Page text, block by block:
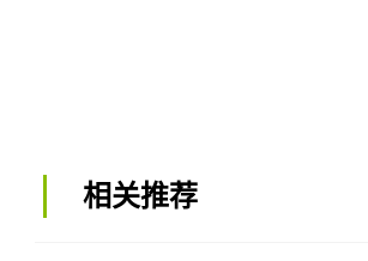
相关推荐